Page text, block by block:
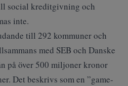
social kreditgivning och
inte.
till 292 kommuner och
med SEB och Danske
på över 500 miljoner kronor
Det beskrivs som en ”game-